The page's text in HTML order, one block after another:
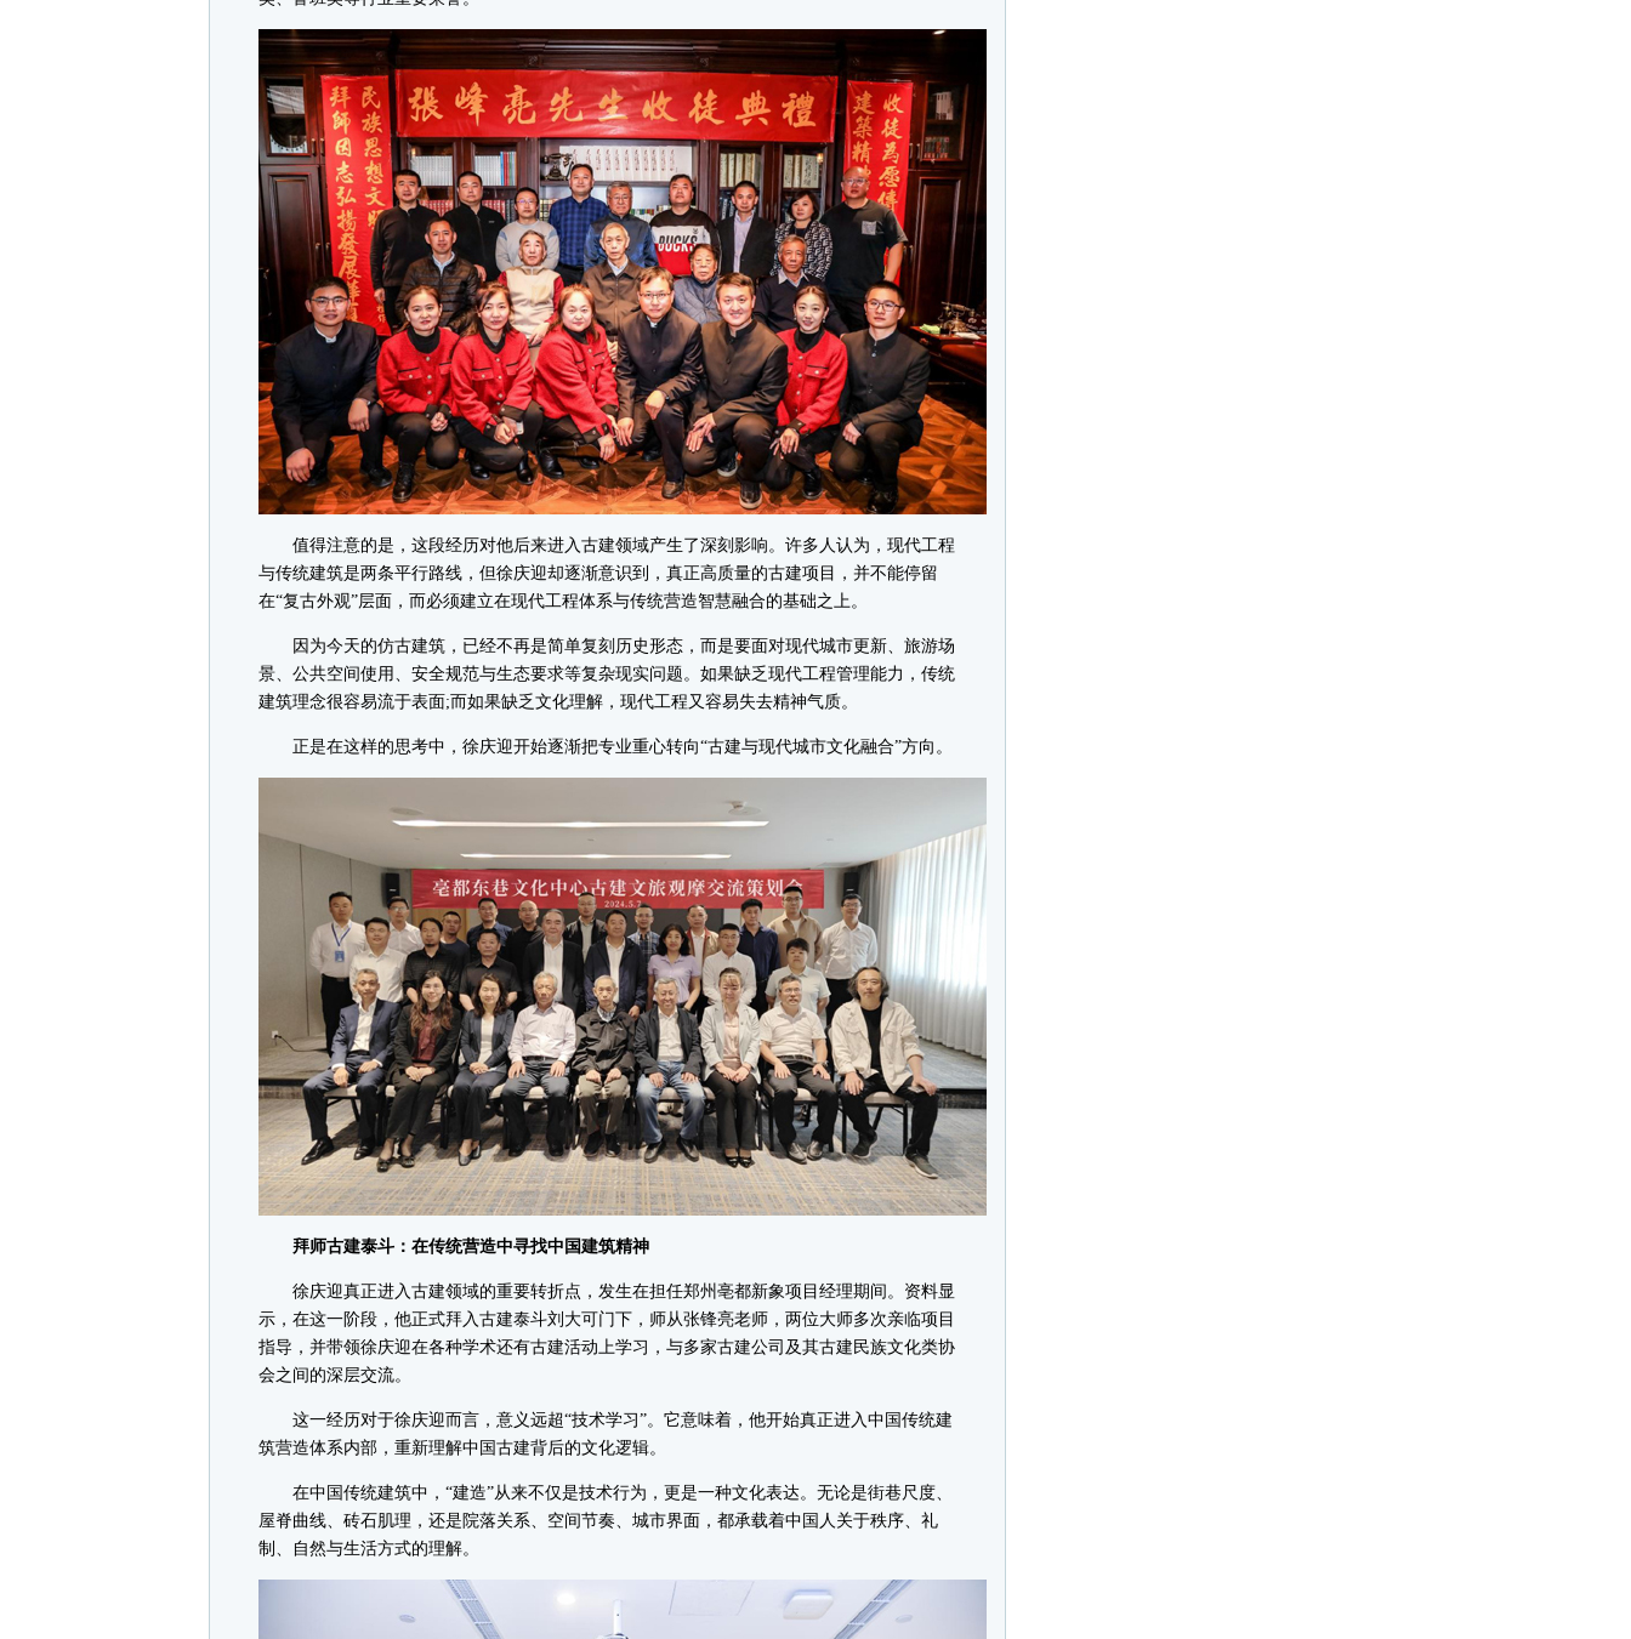
值得注意的是，这段经历对他后来进入古建领域产生了深刻影响。许多人认为，现代工程
与传统建筑是两条平行路线，但徐庆迎却逐渐意识到，真正高质量的古建项目，并不能停留
在“复古外观”层面，而必须建立在现代工程体系与传统营造智慧融合的基础之上。
因为今天的仿古建筑，已经不再是简单复刻历史形态，而是要面对现代城市更新、旅游场
景、公共空间使用、安全规范与生态要求等复杂现实问题。如果缺乏现代工程管理能力，传统
建筑理念很容易流于表面;而如果缺乏文化理解，现代工程又容易失去精神气质。
正是在这样的思考中，徐庆迎开始逐渐把专业重心转向“古建与现代城市文化融合”方向。
拜师古建泰斗：在传统营造中寻找中国建筑精神
徐庆迎真正进入古建领域的重要转折点，发生在担任郑州亳都新象项目经理期间。资料显
示，在这一阶段，他正式拜入古建泰斗刘大可门下，师从张锋亮老师，两位大师多次亲临项目
指导，并带领徐庆迎在各种学术还有古建活动上学习，与多家古建公司及其古建民族文化类协
会之间的深层交流。
这一经历对于徐庆迎而言，意义远超“技术学习”。它意味着，他开始真正进入中国传统建
筑营造体系内部，重新理解中国古建背后的文化逻辑。
在中国传统建筑中，“建造”从来不仅是技术行为，更是一种文化表达。无论是街巷尺度、
屋脊曲线、砖石肌理，还是院落关系、空间节奏、城市界面，都承载着中国人关于秩序、礼
制、自然与生活方式的理解。